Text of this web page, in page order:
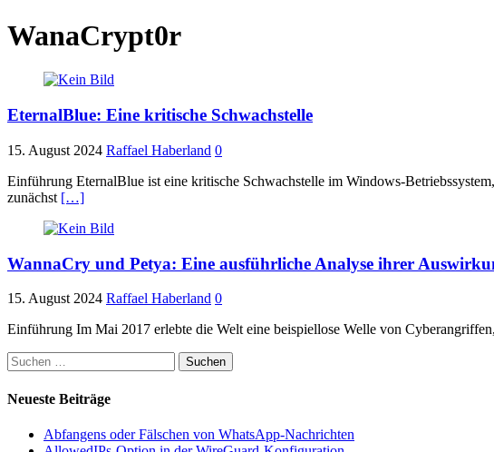
WanaCrypt0r
EternalBlue: Eine kritische Schwachstelle
15. August 2024 Raffael Haberland 0
Einführung EternalBlue ist eine kritische Schwachstelle im Windows-
zunächst […]
WannaCry und Petya: Eine ausführliche Analyse ihrer
15. August 2024 Raffael Haberland 0
Einführung Im Mai 2017 erlebte die Welt eine beispiellose Welle von
Suchen
nach:
Neueste Beiträge
Abfangens oder Fälschen von WhatsApp-Nachrichten